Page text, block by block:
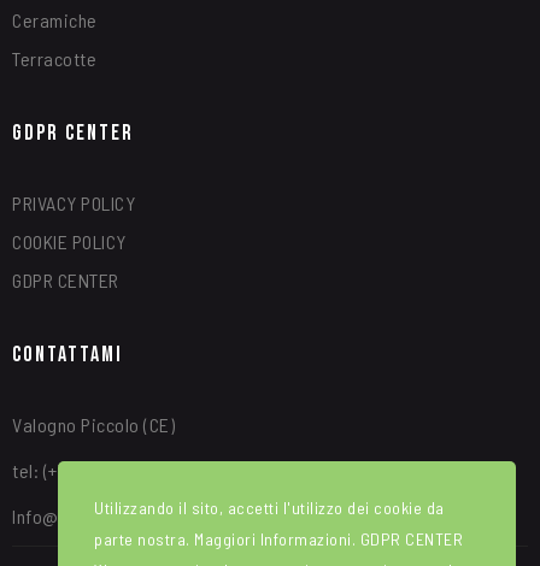
Ceramiche
Terracotte
GDPR Center
PRIVACY POLICY
COOKIE POLICY
GDPR CENTER
Contattami
Valogno Piccolo (CE)
tel: (+39) 340 8315664
Info@alfredotroise.com
Utilizzando il sito, accetti l'utilizzo dei cookie da
parte nostra. Maggiori Informazioni. GDPR CENTER